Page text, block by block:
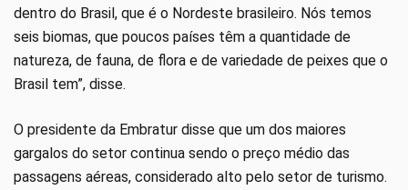
dentro do Brasil, que é o Nordeste brasileiro. Nós temos
seis biomas, que poucos países têm a quantidade de
natureza, de fauna, de flora e de variedade de peixes que o
Brasil tem”, disse.
O presidente da Embratur disse que um dos maiores
gargalos do setor continua sendo o preço médio das
passagens aéreas, considerado alto pelo setor de turismo.